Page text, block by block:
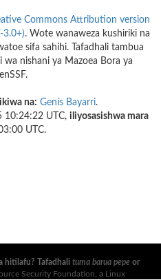
Commons Attribution version
3.0+). Wote wanaweza kushiriki na
sifa sahihi. Tafadhali tambua
wa nishani ya Mazoea Bora ya
na: Genís Bayarri.
10:24:22 UTC, iliyosasishwa mara
UTC.
hitilafu? Tafadhali tuma barua pepe or
Security Foundation , a Linux